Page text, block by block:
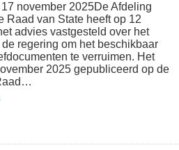
november 2025De Afdeling
Raad van State heeft op 12
advies vastgesteld over het
regering om het beschikbaar
te verruimen. Het
2025 gepubliceerd op de